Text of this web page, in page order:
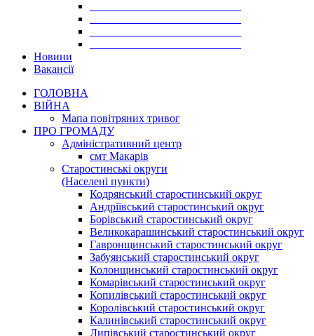
Новини
Вакансії
ГОЛОВНА
ВІЙНА
Мапа повітряних тривог
ПРО ГРОМАДУ
Aдміністративний центр
смт Макарів
Старостинські округи
(Населені пункти)
Кодрянський старостинський округ
Андріївський старостинський округ
Борівський старостинський округ
Великокарашинський старостинський округ
Гавронщинський старостинський округ
Забуянський старостинський округ
Колонщинський старостинський округ
Комарівський старостинський округ
Копилівський старостинський округ
Королівський старостинський округ
Калинівський старостинський округ
Липівський старостинський округ